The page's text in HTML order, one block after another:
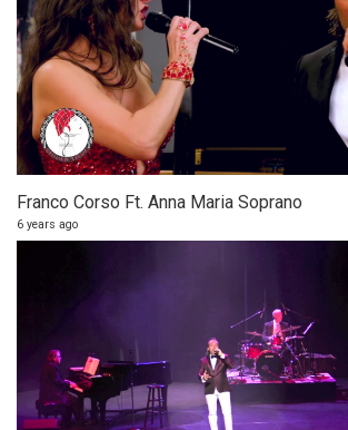
Franco Corso Ft. Anna Maria Soprano
6 years ago